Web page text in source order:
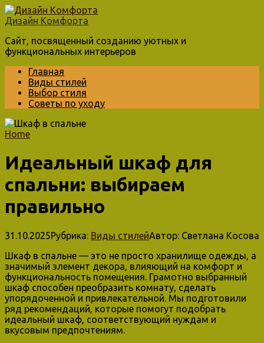
Перейти
к
Дизайн Комфорта
Сайт, посвященный созданию уютных и
функциональных интерьеров
Главная
Виды стилей
Выбор стиля
Советы по уходу
Home
Идеальный шкаф для
спальни: выбираем
правильно
31.10.2025Рубрика: Виды стилейАвтор: Светлана Косова
Шкаф в спальне — это не просто хранилище одежды, а
значимый элемент декора, влияющий на комфорт и
функциональность помещения. Грамотно выбранный
шкаф способен преобразить комнату, сделать
упорядоченной и привлекательной. Мы подготовили
ряд рекомендаций, которые помогут подобрать
идеальный шкаф, соответствующий нуждам и
вкусовым предпочтениям.